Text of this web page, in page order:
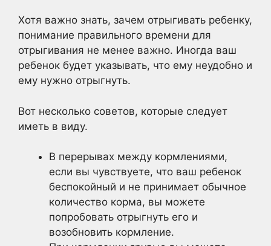
Хотя важно знать, зачем отрыгивать ребенку,
понимание правильного времени для
отрыгивания не менее важно. Иногда ваш
ребенок будет указывать, что ему неудобно и
ему нужно отрыгнуть.
Вот несколько советов, которые следует
иметь в виду.
В перерывах между кормлениями,
если вы чувствуете, что ваш ребенок
беспокойный и не принимает обычное
количество корма, вы можете
попробовать отрыгнуть его и
возобновить кормление.